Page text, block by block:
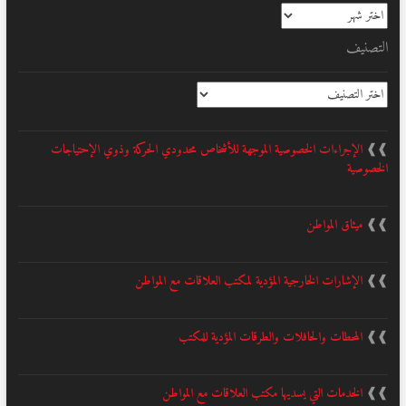
الأرشيف
التصنيف
التصنيف
❱❱ الإجراءات الخصوصية الموجهة للأشخاص محدودي الحركة وذوي الإحتياجات
الخصوصية
❱❱ ميثاق المواطن
❱❱ الإشارات الخارجية المؤدية لمكتب العلاقات مع المواطن
❱❱ المحطات والحافلات والطرقات المؤدية للمكتب
❱❱ الخدمات التي يسديها مكتب العلاقات مع المواطن